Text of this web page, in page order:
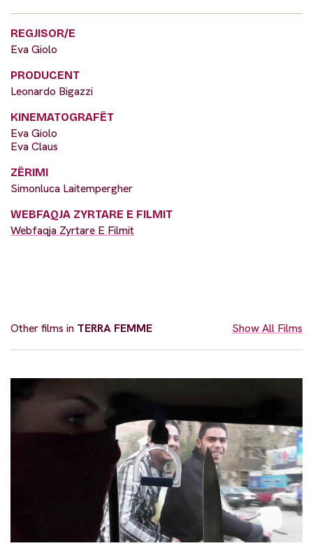
REGJISOR/E
Eva Giolo
PRODUCENT
Leonardo Bigazzi
KINEMATOGRAFËT
Eva Giolo
Eva Claus
ZËRIMI
Simonluca Laitempergher
WEBFAQJA ZYRTARE E FILMIT
Webfaqja Zyrtare E Filmit
Other films in TERRA FEMME Show All Films